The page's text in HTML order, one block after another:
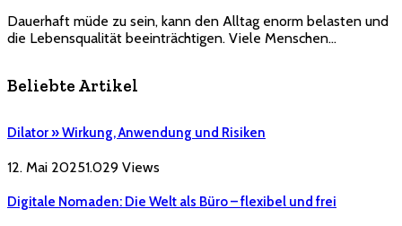
Dauerhaft müde zu sein, kann den Alltag enorm belasten und
die Lebensqualität beeinträchtigen. Viele Menschen…
Beliebte Artikel
Dilator » Wirkung, Anwendung und Risiken
12. Mai 20251.029 Views
Digitale Nomaden: Die Welt als Büro – flexibel und frei